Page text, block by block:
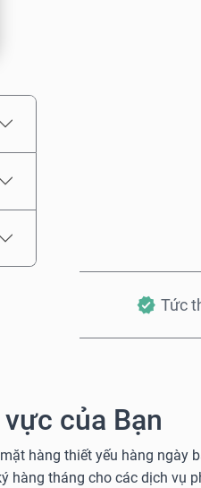
Tức
của Bạn
hàng thiết yếu hàng ngày
tháng cho các dịch vụ